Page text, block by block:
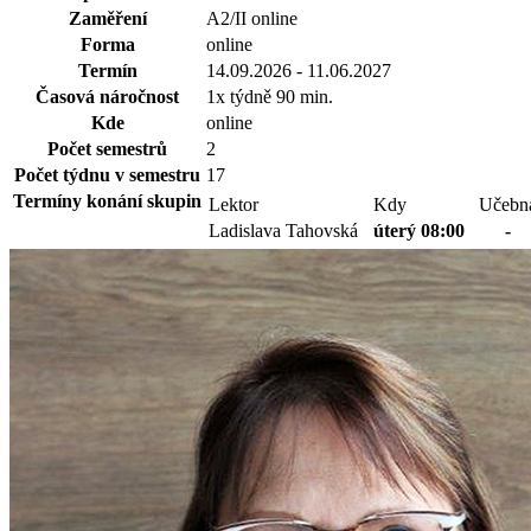
Zaměření
A2/II online
Forma
online
Termín
14.09.2026 - 11.06.2027
Časová náročnost
1x týdně 90 min.
Kde
online
Počet semestrů
2
Počet týdnu v semestru 17
Termíny konání skupin Lektor Kdy
Ladislava Tahovská
úterý 08:00 -